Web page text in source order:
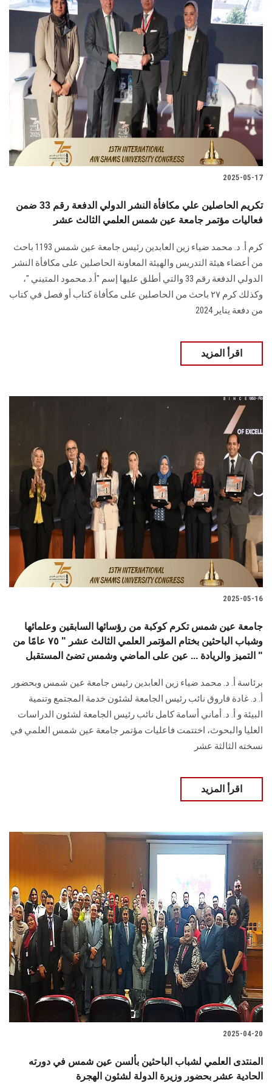
2025-05-17
تكريم الحاصلين علي مكافأة النشر الدولي الدفعة رقم 33 ضمن
فعاليات مؤتمر جامعة عين شمس العلمي الثالث عشر
كرم أ. د. محمد ضياء زين العابدين رئيس جامعة عين شمس 1193 باحث
من أعضاء هيئة التدريس والهيئة المعاونة الحاصلين على مكافأة النشر
الدولي الدفعة رقم 33 والتي أطلق عليها إسم "أ.د.محمود المتيني "،
وكذلك كرم ٢٧ باحث من الحاصلين على مكأفاة كتاب أو فصل في كتاب
من دفعة يناير 2024
اقرأ المزيد
2025-05-16
جامعة عين شمس تكرم كوكبة من رؤسائها السابقين وعلمائها
وشباب الباحثين بختام المؤتمر العلمي الثالث عشر " ٧٥ عامًا من
التميز والريادة ... عين على الماضي وشمس تضئ المستقبل "
برئاسة أ. د. محمد ضياء زين العابدين رئيس جامعة عين شمس وبحضور
أ. د. غادة فاروق نائب رئيس الجامعة لشئون خدمة المجتمع وتنمية
البيئة و أ. د. أماني أسامة كامل نائب رئيس الجامعة لشئون الدراسات
العليا والبحوث، اختتمت فاعليات مؤتمر جامعة عين شمس العلمي في
نسخته الثالثة عشر
اقرأ المزيد
2025-04-20
المنتدى العلمي لشباب الباحثين بألسن عين شمس في دورته
الحادية عشر بحضور وزيرة الدولة لشئون الهجرة